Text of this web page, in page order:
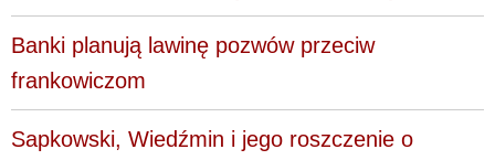
Banki planują lawinę pozwów przeciw
frankowiczom
Sapkowski, Wiedźmin i jego roszczenie o